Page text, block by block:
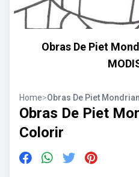
Obras De Piet
Home>Obras De Piet
Obras De Piet
Colorir